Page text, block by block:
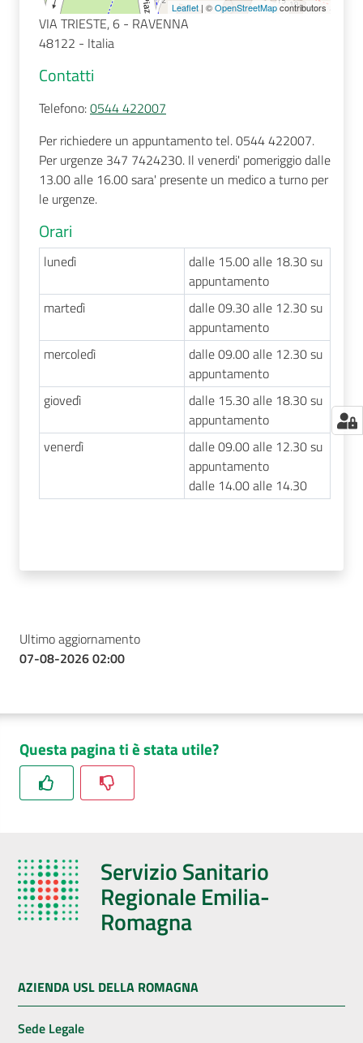
Leaflet | ©OpenStreetMapcontributors
VIA TRIESTE, 6 - RAVENNA
48122 - Italia
Contatti
Telefono:0544 422007
Per richiedere un appuntamento tel. 0544 422007.
Per urgenze 347 7424230. Il venerdi' pomeriggio dalle
13.00 alle 16.00 sara' presente un medico a turno per
le urgenze.
Orari
lunedì
dalle 15.00 alle 18.30 su
appuntamento
martedì
dalle 09.30 alle 12.30 su
appuntamento
mercoledì
dalle 09.00 alle 12.30 su
appuntamento
giovedì
dalle 15.30 alle 18.30 su
appuntamento
venerdì
dalle 09.00 alle 12.30 su
appuntamento
dalle 14.00 alle 14.30
Ultimo aggiornamento
07-08-2026 02:00
Questa pagina ti è stata utile?
Servizio Sanitario
Regionale Emilia-
Romagna
AZIENDA USL DELLA ROMAGNA
Sede Legale